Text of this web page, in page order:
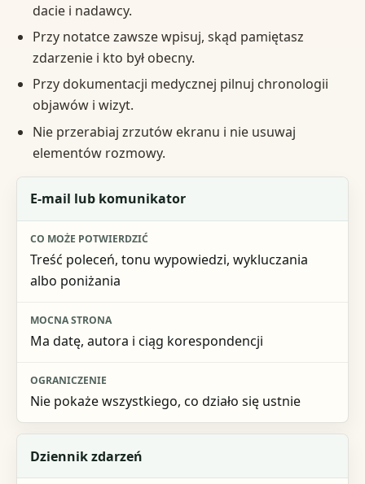
dacie i nadawcy.
Przy notatce zawsze wpisuj, skąd pamiętasz
zdarzenie i kto był obecny.
Przy dokumentacji medycznej pilnuj chronologii
objawów i wizyt.
Nie przerabiaj zrzutów ekranu i nie usuwaj
elementów rozmowy.
Rodzaj dowodu
Co może potwierdzić
Mocna strona
E-mail lub komunikator
Treść poleceń, tonu wypowiedzi, wykluczania
albo poniżania
Ma datę, autora i ciąg korespondencji
Nie pokaże wszystkiego, co działo się ustnie
Dziennik zdarzeń